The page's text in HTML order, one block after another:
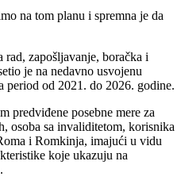
na tom planu i spremna je da
zapošljavanje, boračka i
je na nedavno usvojenu
period od 2021. do 2026. godine.
predviđene posebne mere za
osoba sa invaliditetom, korisnika
i Romkinja, imajući u vidu
koje ukazuju na